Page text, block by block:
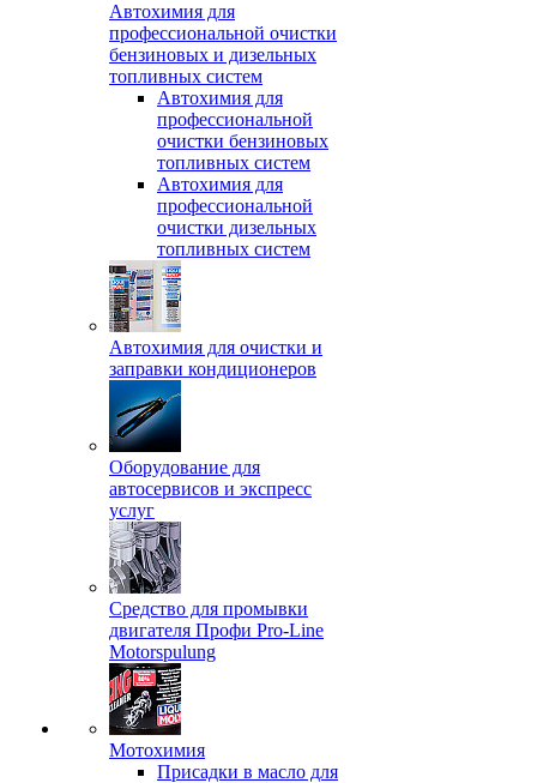
Автохимия для
профессиональной очистки
бензиновых и дизельных
топливных систем
Автохимия для
профессиональной
очистки бензиновых
топливных систем
Автохимия для
профессиональной
очистки дизельных
топливных систем
Автохимия для очистки и
заправки кондиционеров
Оборудование для
автосервисов и экспресс
услуг
Средство для промывки
двигателя Профи Pro-Line
Motorspulung
Мотохимия
Присадки в масло для